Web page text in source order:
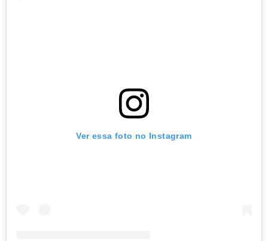
Ver essa foto no Instagram